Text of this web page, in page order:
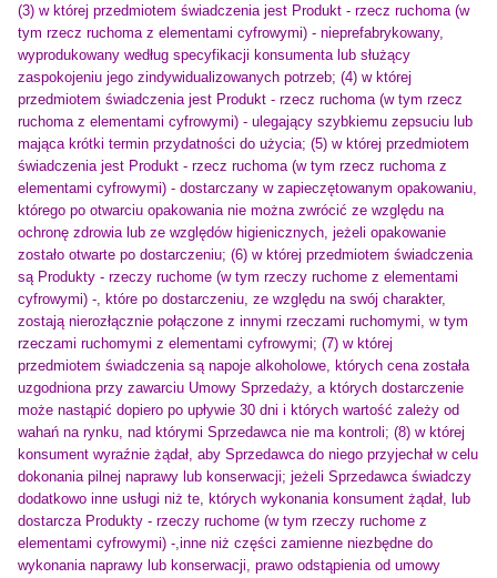
(3) w której przedmiotem świadczenia jest Produkt - rzecz ruchoma (w
tym rzecz ruchoma z elementami cyfrowymi) - nieprefabrykowany,
wyprodukowany według specyfikacji konsumenta lub służący
zaspokojeniu jego zindywidualizowanych potrzeb; (4) w której
przedmiotem świadczenia jest Produkt - rzecz ruchoma (w tym rzecz
ruchoma z elementami cyfrowymi) - ulegający szybkiemu zepsuciu lub
mająca krótki termin przydatności do użycia; (5) w której przedmiotem
świadczenia jest Produkt - rzecz ruchoma (w tym rzecz ruchoma z
elementami cyfrowymi) - dostarczany w zapieczętowanym opakowaniu,
którego po otwarciu opakowania nie można zwrócić ze względu na
ochronę zdrowia lub ze względów higienicznych, jeżeli opakowanie
zostało otwarte po dostarczeniu; (6) w której przedmiotem świadczenia
są Produkty - rzeczy ruchome (w tym rzeczy ruchome z elementami
cyfrowymi) -, które po dostarczeniu, ze względu na swój charakter,
zostają nierozłącznie połączone z innymi rzeczami ruchomymi, w tym
rzeczami ruchomymi z elementami cyfrowymi; (7) w której
przedmiotem świadczenia są napoje alkoholowe, których cena została
uzgodniona przy zawarciu Umowy Sprzedaży, a których dostarczenie
może nastąpić dopiero po upływie 30 dni i których wartość zależy od
wahań na rynku, nad którymi Sprzedawca nie ma kontroli; (8) w której
konsument wyraźnie żądał, aby Sprzedawca do niego przyjechał w celu
dokonania pilnej naprawy lub konserwacji; jeżeli Sprzedawca świadczy
dodatkowo inne usługi niż te, których wykonania konsument żądał, lub
dostarcza Produkty - rzeczy ruchome (w tym rzeczy ruchome z
elementami cyfrowymi) -,inne niż części zamienne niezbędne do
wykonania naprawy lub konserwacji, prawo odstąpienia od umowy